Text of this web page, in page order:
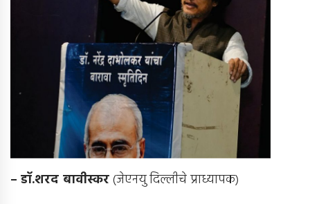
–डॉ.शरद बावीस्कर(जेएनयु दिल्लीचे प्राध्यापक)